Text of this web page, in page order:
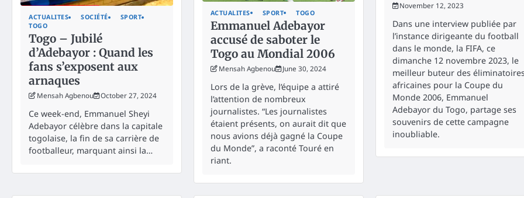
ACTUALITES SOCIÉTÉ
SPORT
TOGO
Togo – Jubilé
d’Adebayor : Quand les
fans s’exposent aux
arnaques
Mensah Agbenou October 27, 2024
Ce week-end, Emmanuel Sheyi
Adebayor célèbre dans la capitale
togolaise, la fin de sa carrière de
footballeur, marquant ainsi la…
ACTUALITES SPORT TOGO
Emmanuel Adebayor
accusé de saboter le
Togo au Mondial 2006
Mensah Agbenou June 30, 2024
Lors de la grève, l’équipe a attiré
l’attention de nombreux
journalistes. “Les journalistes
étaient présents, on aurait dit que
nous avions déjà gagné la Coupe
du Monde”, a raconté Touré en
riant.
November 12, 2023
Dans une interview publiée par
l’instance dirigeante du football
dans le monde, la FIFA, ce
dimanche 12 novembre 2023, le
meilleur buteur des
africaines pour la Coupe du
Monde 2006, Emmanuel
Adebayor du Togo, partage ses
souvenirs de cette campagne
inoubliable.